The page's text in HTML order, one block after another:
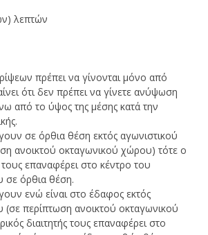
λεπτών
πρέπει να γίνονται μόνο από
ότι δεν πρέπει να γίνετε ανύψωση
από το ύψος της μέσης κατά την
σε όρθια θέση εκτός αγωνιστικού
ανοικτού οκταγωνικού χώρου) τότε ο
τους επαναφέρει στο κέντρο του
σε όρθια θέση.
ενώ είναι στο έδαφος εκτός
(σε περίπτωση ανοικτού οκταγωνικού
διαιτητής τους επαναφέρει στο